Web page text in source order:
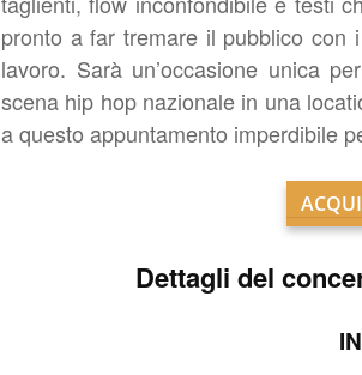
pronto a far tremare il pubblico
lavoro. Sarà un’occasione unica
scena hip hop nazionale in una
a questo appuntamento imperdibile
Dettagli del